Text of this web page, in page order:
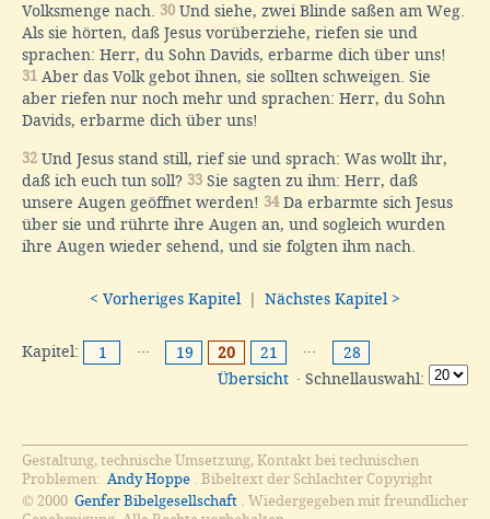
Volksmenge nach. 30 Und siehe, zwei Blinde saßen am Weg.
Als sie hörten, daß Jesus vorüberziehe, riefen sie und
sprachen: Herr, du Sohn Davids, erbarme dich über uns!
31 Aber das Volk gebot ihnen, sie sollten schweigen. Sie
aber riefen nur noch mehr und sprachen: Herr, du Sohn
Davids, erbarme dich über uns!
32 Und Jesus stand still, rief sie und sprach: Was wollt ihr,
daß ich euch tun soll? 33 Sie sagten zu ihm: Herr, daß
unsere Augen geöffnet werden! 34Da erbarmte sich Jesus
über sie und rührte ihre Augen an, und sogleich wurden
ihre Augen wieder sehend, und sie folgten ihm nach.
< Vorheriges Kapitel Nächstes Kapitel >
Kapitel: 1 ··· 19 20 21 ···
28
Übersicht · Schnellauswahl:
Gestaltung, technische Umsetzung, Kontakt bei technischen
Problemen: Andy Hoppe . Bibeltext der Schlachter Copyright
© 2000 Genfer Bibelgesellschaft . Wiedergegeben mit freundlicher